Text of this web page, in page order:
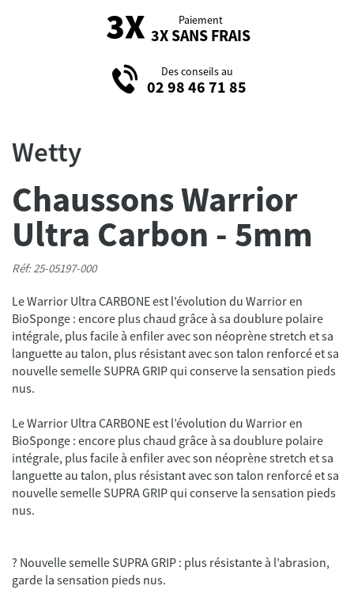
Paiement
3X SANS FRAIS
Des conseils au
02 98 46 71 85
Wetty
Chaussons Warrior
Ultra Carbon - 5mm
Réf: 25-05197-000
Le Warrior Ultra CARBONE est l’évolution du Warrior en
BioSponge : encore plus chaud grâce à sa doublure polaire
intégrale, plus facile à enfiler avec son néoprène stretch et sa
languette au talon, plus résistant avec son talon renforcé et sa
nouvelle semelle SUPRA GRIP qui conserve la sensation pieds
nus.
Le Warrior Ultra CARBONE est l’évolution du Warrior en
BioSponge : encore plus chaud grâce à sa doublure polaire
intégrale, plus facile à enfiler avec son néoprène stretch et sa
languette au talon, plus résistant avec son talon renforcé et sa
nouvelle semelle SUPRA GRIP qui conserve la sensation pieds
nus.
? Nouvelle semelle SUPRA GRIP : plus résistante à l’abrasion,
garde la sensation pieds nus.